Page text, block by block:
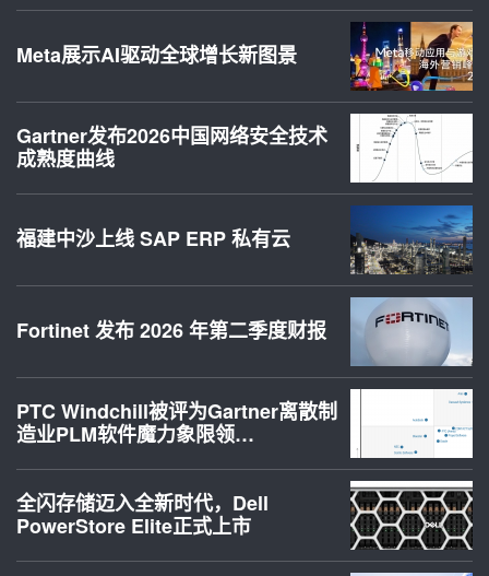
Meta展示AI驱动全球增长新图景
Gartner发布2026中国网络安全技术
成熟度曲线
福建中沙上线 SAP ERP 私有云
Fortinet 发布 2026 年第二季度财报
PTC Windchill被评为Gartner离散制
造业PLM软件魔力象限领…
全闪存储迈入全新时代，Dell
PowerStore Elite正式上市